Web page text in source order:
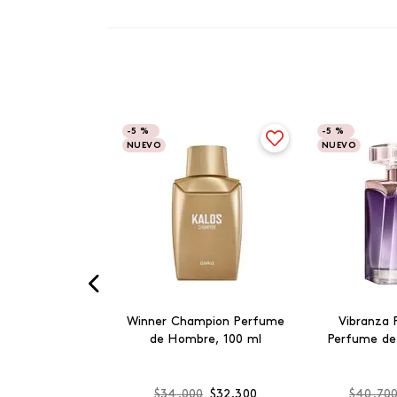
-5 %
NUEVO
Winner Champion Perfume
de Hombre, 100 ml
-5 %
NUEVO
Vibranza
Perfume